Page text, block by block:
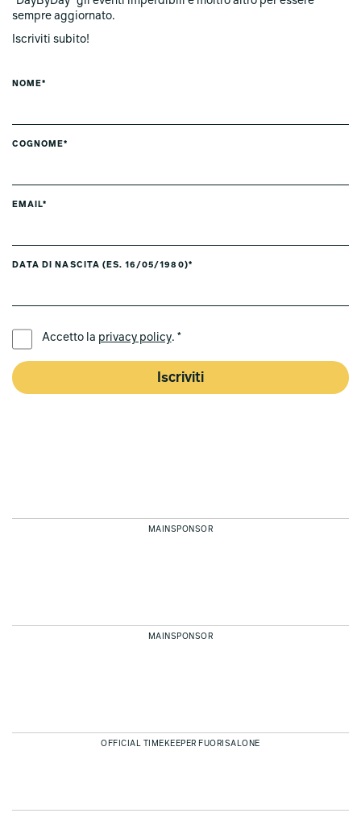
sempre aggiornato.
Iscriviti subito!
NOME*
COGNOME*
EMAIL*
DATA DI NASCITA (ES. 16/05/1980)*
Accetto la privacy policy. *
Iscriviti
MAINSPONSOR
MAINSPONSOR
OFFICIAL TIMEKEEPER FUORISALONE